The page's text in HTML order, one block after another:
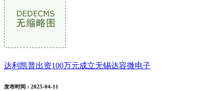
达利凯普出资100万元成立无锡达容微电子
发布时间 : 2025-04-11